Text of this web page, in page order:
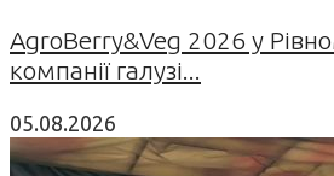
AgroBerry&Veg 2026 у
компанії галузі...
05.08.2026